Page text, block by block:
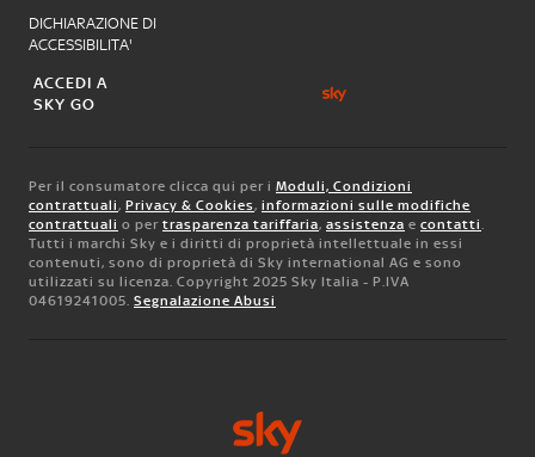
DICHIARAZIONE DI
ACCESSIBILITA'
ACCEDI A
SKY GO
Per il consumatore clicca qui per i Moduli, Condizioni
contrattuali, Privacy & Cookies, informazioni sulle modifiche
contrattuali o per trasparenza tariffaria, assistenza e contatti.
Tutti i marchi Sky e i diritti di proprietà intellettuale in essi
contenuti, sono di proprietà di Sky international AG e sono
utilizzati su licenza. Copyright 2025 Sky Italia - P.IVA
04619241005. Segnalazione Abusi